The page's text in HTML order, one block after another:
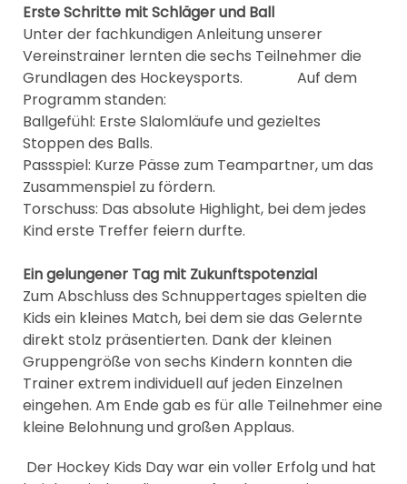
Erste Schritte mit Schläger und Ball
Unter der fachkundigen Anleitung unserer
Vereinstrainer lernten die sechs Teilnehmer die
Grundlagen des Hockeysports. Auf dem
Programm standen:
Ballgefühl: Erste Slalomläufe und gezieltes
Stoppen des Balls.
Passspiel: Kurze Pässe zum Teampartner, um das
Zusammenspiel zu fördern.
Torschuss: Das absolute Highlight, bei dem jedes
Kind erste Treffer feiern durfte.
Ein gelungener Tag mit Zukunftspotenzial
Zum Abschluss des Schnuppertages spielten die
Kids ein kleines Match, bei dem sie das Gelernte
direkt stolz präsentierten. Dank der kleinen
Gruppengröße von sechs Kindern konnten die
Trainer extrem individuell auf jeden Einzelnen
eingehen. Am Ende gab es für alle Teilnehmer eine
kleine Belohnung und großen Applaus.
Der Hockey Kids Day war ein voller Erfolg und hat